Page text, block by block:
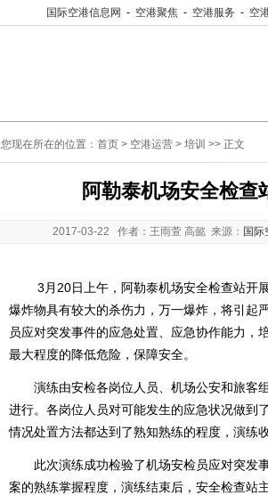
国际空港信息网 - 空港聚焦 - 空港服务 - 空
您现在所在的位置： 首页 > 空港运营 > 培训 >> 正文
阿勒泰机场安全检查
2017-03-22 作者：王雨萱 高懿 来源： 国际
3月20日上午，阿勒泰机场安全检查站开展
爆炸物具有较大的杀伤力，万一爆炸，将引起
员应对突发事件的应急处置、应急协作能力，
最大程度的降低危险，保障安全。
演练由安检各岗位人员、机场公安和旅客
进行。各岗位人员对可能发生的应急状况做到
情况处置方法都达到了熟知熟练的程度，演练收
此次演练成功检验了机场安检员应对突发
案的熟练掌握程度，演练结束后，安全检查站